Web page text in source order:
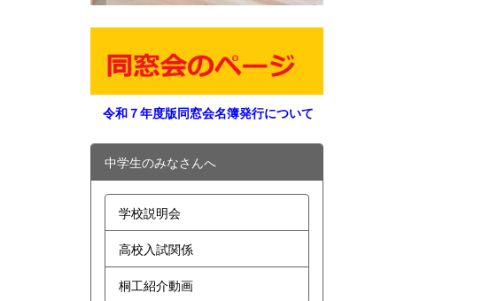
令和７年度版同窓会名簿発行について
中学生のみなさんへ
学校説明会
高校入試関係
桐工紹介動画